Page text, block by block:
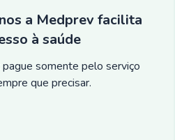
a Medprev facilita
à saúde
somente pelo serviço
que precisar.